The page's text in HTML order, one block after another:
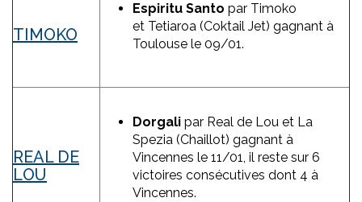
TIMOKO
Espiritu Santo par Timoko
et Tetiaroa (Coktail Jet) gagnant à
Toulouse le 09/01.
REAL DE
LOU
Dorgali par Real de Lou et La
Spezia (Chaillot) gagnant à
Vincennes le 11/01, il reste sur 6
victoires consécutives dont 4 à
Vincennes.